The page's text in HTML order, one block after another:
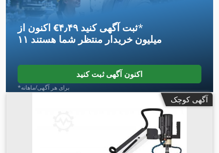
اکنون از ‎€۴٫۴۹ ثبت آگهی کنید*
۱۱ میلیون خریدار منتظر شما هستند
اکنون آگهی ثبت کنید
*برای هر آگهی/ماهانه
آگهی کوچک